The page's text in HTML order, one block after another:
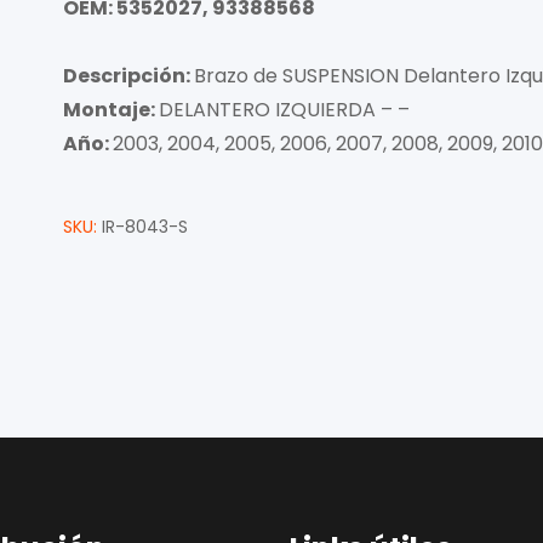
OEM: 5352027, 93388568
Descripción:Brazo de SUSPENSION Delantero
Montaje:DELANTERO IZQUIERDA – –
Año:2003, 2004, 2005, 2006, 2007, 2008, 2009, 2010
SKU: IR-8043-S